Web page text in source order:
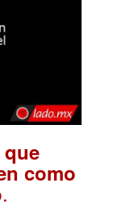
como
.